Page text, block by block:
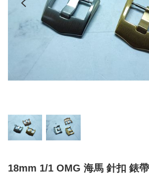
18mm 1/1 OMG 海馬 針扣 錶